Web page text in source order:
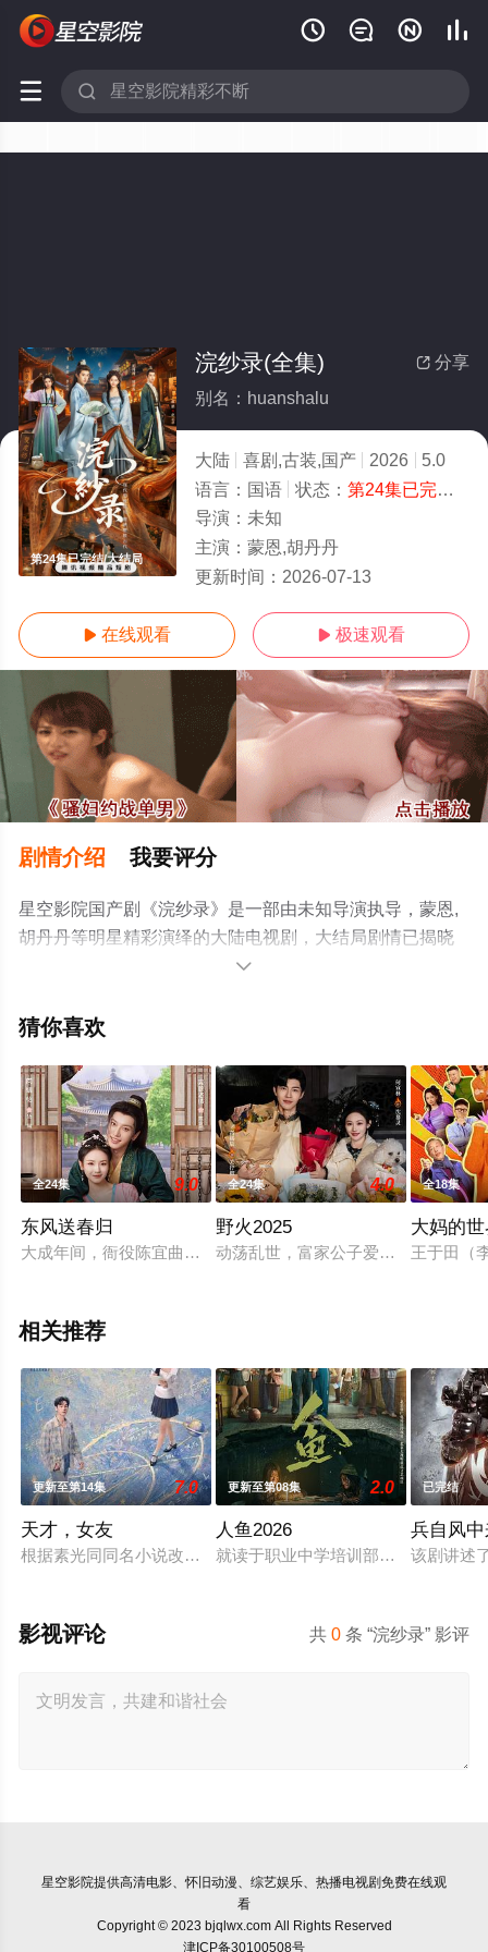
   
 
第24集已完结/大结局
 分享
浣纱录(全集)
别名：huanshalu
大陆 喜剧,古装,国产 2026
5.0
语言： 国语 状态： 第24集已完结
导演： 未知
主演： 蒙恩,胡丹丹
更新时间： 2026-07-13
 在线观看  极速观看
剧情介绍 我要评分
星空影院国产剧《浣纱录》是一部由未知导演执导，蒙恩,
胡丹丹等明星精彩演绎的大陆电视剧，大结局剧情已揭晓
（第24集已完结），手机免费观看高清无删减完整版电视
剧、电视猫或剧情网等平台了解。

猜你喜欢
全24集 9.0
东风送春归
大成年间，衙役陈宜曲与大夫扬陶在三周年纪念日那天决意和离
全24集 4.0
野火2025
动荡乱世，富家公子爱上低贱戏子。
全18集
大妈的
王于田（
相关推荐
更新至第14集 7.0
天才，女友
根据素光同同名小说改编。江逾白长大以后，林知夏忽然对他说
更新至第08集 2.0
人鱼2026
就读于职业中学培训部的花季女生苏
已完结
兵自风
该剧讲述
共0 条 “浣纱录” 影评
影视评论
星空影院提供高清电影、怀旧动漫、综艺娱乐、热播电视剧免费在线观
看
Copyright © 2023 bjqlwx.com All Rights Reserved
津ICP备30100508号